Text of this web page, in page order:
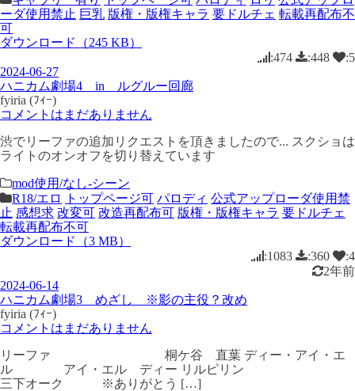
ーダ使用禁止 巨乳 版権・版権キャラ 要ドルチェ 転載再配布不
可
ダウンロード（245 KB）
:474
:448
:5
2024-06-27
ハニカム劇場4 in ルグルー回廊
fyiria (ﾌｨｰ)
コメントはまだありません
渋でリーファの追加リクエストを頂きましたので... スクショは
ライトのオンオフを切り替えています
mod使用/なし-シーン
R18/エロ
トップページ可 パロディ 公式アップローダ使用禁
止 感想求 改変可 改造再配布可 版権・版権キャラ 要ドルチェ
転載再配布不可
ダウンロード（3 MB）
:1083
:360
:4
2年前
2024-06-14
ハニカム劇場3 めざし ※影の主役？改め
fyiria (ﾌｨｰ)
コメントはまだありません
リーファ 桐ケ谷 直葉 ディー・アイ・エ
ル アイ・エル ディー リルピリン
三下オーク ※ありがとう […]